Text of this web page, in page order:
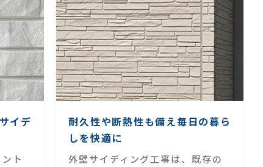
イデ
ト
耐久性や断熱性も備え毎日の暮ら
しを快適に
外壁サイディング工事は、既存の